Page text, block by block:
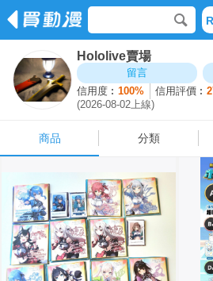
Hololive賣場
留言
信用度︰100% 信用評價︰
(2026-08-02上線)
商品 分類
商品 分類